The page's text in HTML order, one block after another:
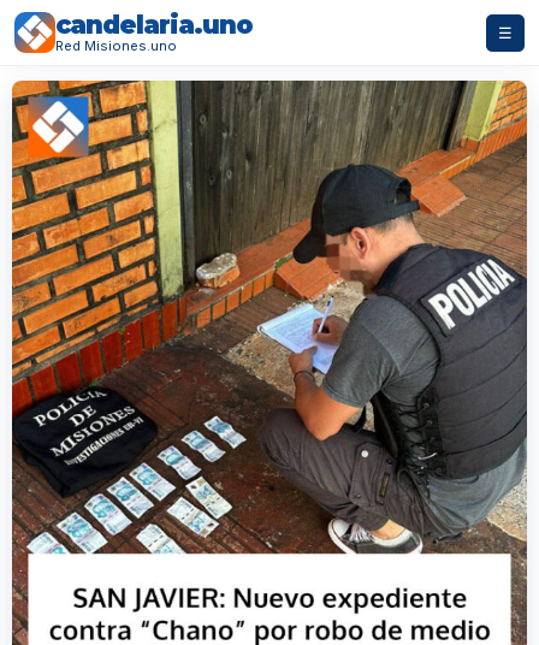
candelaria.uno
Red Misiones.uno
☰